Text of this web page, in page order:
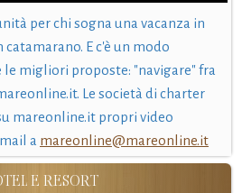
per chi sogna una vacanza in
catamarano. E c'è un modo
migliori proposte: "navigare" fra
Le società di charter
mareonline.it propri video
a mareonline@mareonline.it
E RESORT